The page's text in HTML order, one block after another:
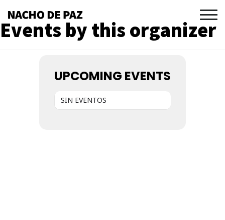
Events by this organizer
UPCOMING EVENTS
SIN EVENTOS